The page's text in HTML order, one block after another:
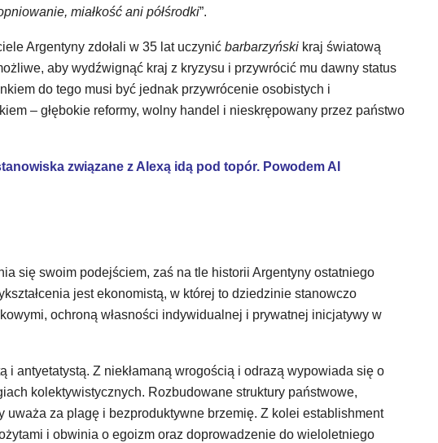
miałkość ani półśrodki”.
Argentyny zdołali w 35 lat uczynić barbarzyńskikraj światową
aby wydźwignąć kraj z kryzysu i przywrócić mu dawny status
do tego musi być jednak przywrócenie osobistych i
– głębokie reformy, wolny handel i nieskrępowany przez państwo
związane z Alexą idą pod topór. Powodem AI
się swoim podejściem, zaś na tle historii Argentyny ostatniego
jest ekonomistą, w której to dziedzinie stanowczo
ochroną własności indywidualnej i prywatnej inicjatywy w
i antyetatystą. Z niekłamaną wrogością i odrazą wypowiada się o
kolektywistycznych. Rozbudowane struktury państwowe,
uważa za plagę i bezproduktywne brzemię. Z kolei establishment
i obwinia o egoizm oraz doprowadzenie do wieloletniego